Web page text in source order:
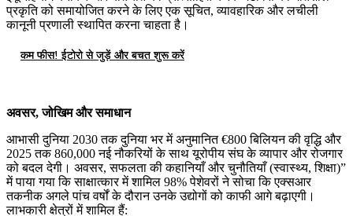
प्रकृति को समायोजित करने के लिए एक सूचित, व्यावहारिक और लचीली
कानूनी प्रणाली स्थापित करना चाहता है।
कम फीस! ईटोरो से जुड़ें और बचत शुरू करें
अवसर, जोखिम और समाधान
आभासी दुनिया 2030 तक दुनिया भर में अनुमानित €800 बिलियन की वृद्धि और
2025 तक 860,000 नई नौकरियों के साथ यूरोपीय संघ के व्यापार और रोजगार
को बदल देगी। अवसर, सफलता की कहानियाँ और चुनौतियाँ (स्वास्थ्य, शिक्षा)”
में पाया गया कि साक्षात्कार में शामिल 98% पेशेवरों ने सोचा कि एक्सआर
तकनीक अगले पांच वर्षों के दौरान उनके उद्योगों को काफी आगे बढ़ाएगी।
लाभकारी क्षेत्रों में शामिल हैं: